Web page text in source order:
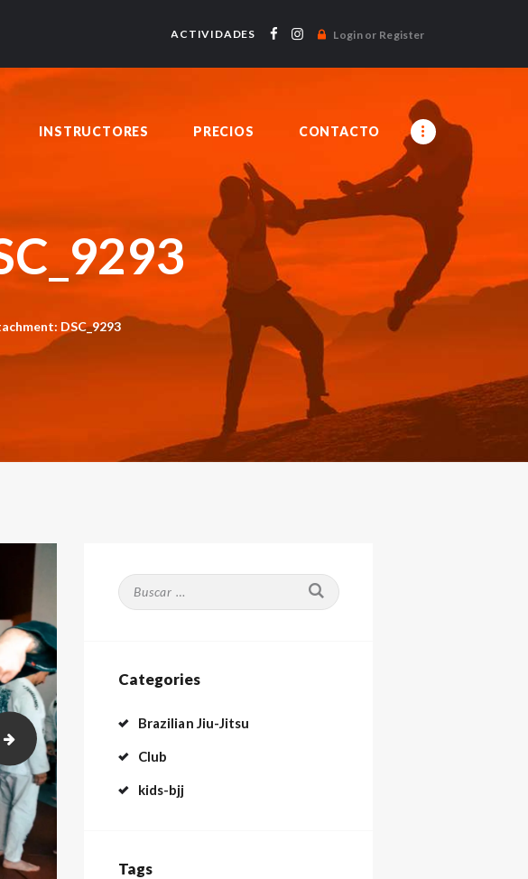
ACTIVIDADES Login or Register
INSTRUCTORES PRECIOS CONTACTO
DSC_9293
DSC_9301
Buscar:
Categories
Brazilian Jiu-Jitsu
Club
kids-bjj
Tags